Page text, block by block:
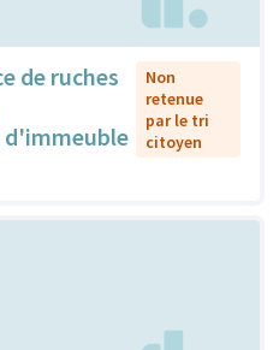
de ruches
Non
retenue
par le tri
citoyen